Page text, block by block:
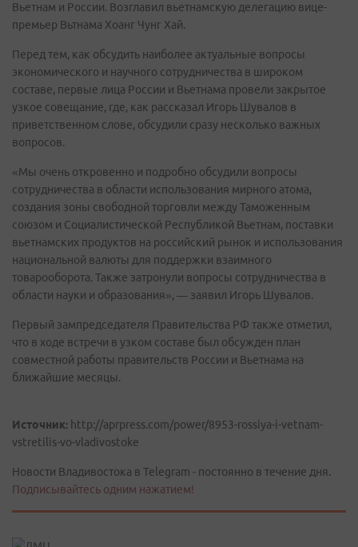
Вьетнам и России. Возглавил вьетнамскую делегацию вице-
премьер Вьтнама Хоанг Чунг Хай.
Перед тем, как обсудить наиболее актуальные вопросы
экономического и научного сотрудничества в широком
составе, первые лица России и Вьетнама провели закрытое
узкое совещание, где, как рассказал Игорь Шувалов в
приветственном слове, обсудили сразу несколько важных
вопросов.
«Мы очень откровенно и подробно обсудили вопросы
сотрудничества в области использования мирного атома,
создания зоны свободной торговли между Таможенным
союзом и Социалистической Республикой Вьетнам, поставки
вьетнамских продуктов на российский рынок и использования
национальной валюты для поддержки взаимного
товарооборота. Также затронули вопросы сотрудничества в
области науки и образования», — заявил Игорь Шувалов.
Первый зампредседателя Правительства РФ также отметил,
что в ходе встречи в узком составе был обсужден план
совместной работы правительств России и Вьетнама на
ближайшие месяцы.
Источник: http://aprpress.com/power/8953-rossiya-i-vetnam-
vstretilis-vo-vladivostoke
Новости Владивостока в Telegram - постоянно в течение дня.
Подписывайтесь одним нажатием!